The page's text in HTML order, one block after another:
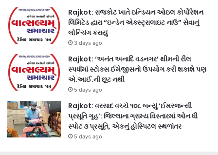
Rajkot: રાજકોટ ખાતે ઇન્ડિયન ઓઇલ કોર્પોરેશન
લિમિટેડ દ્વારા “ઇન્ડેન એક્સ્ટ્રાલાઇટ નાઉ” સેવાનું
લોન્ચિંગ કરાયું
3 days ago
Rajkot: ‘અનંત અનાદિ વડનગર’ થીમની રીલ
સ્પર્ધામાં સ્ટોક્સ ઈમેજીસનો ઉપયોગ કરી શકાશે પણ
એ.આઈ.ની છૂટ નથી
5 days ago
Rajkot: વરસાદ વચ્ચે ૧૦૮ બન્યું ‘ઈમરજન્સી
પ્રસૂતિ ગૃહ’: જિલ્લાના ગ્રામ્ય વિસ્તારમાં ઓન ધી
સ્પોટ ૩ પ્રસૂતિ, એકનું હોસ્પિટલ સ્થળાંતર
5 days ago